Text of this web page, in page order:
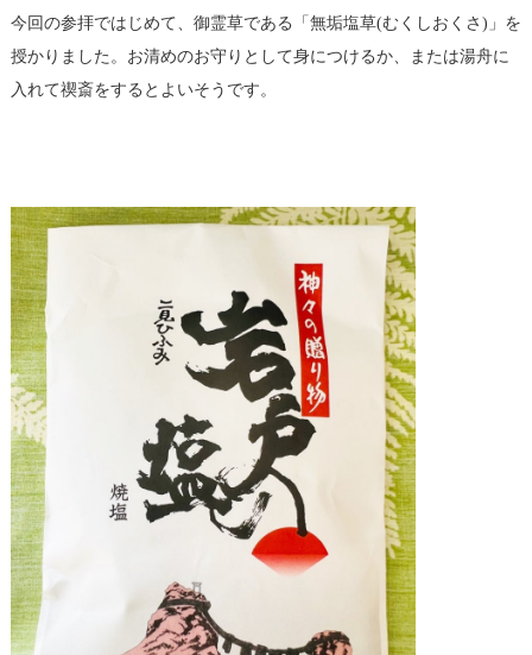
今回の参拝ではじめて、御霊草である「無垢塩草(むくしおくさ)」を
授かりました。お清めのお守りとして身につけるか、または湯舟に
入れて禊斎をするとよいそうです。